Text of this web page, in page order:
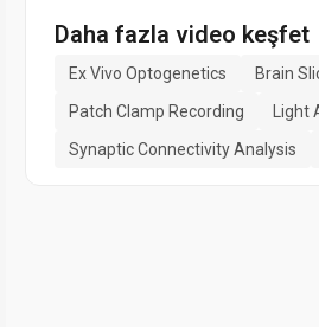
Daha fazla video keşfet
Ex Vivo Optogenetics Brain
Patch Clamp Recording
Light
Synaptic Connectivity Analysis